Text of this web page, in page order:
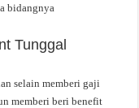
bidangnya
Tunggal
selain memberi gaji
memberi beri benefit